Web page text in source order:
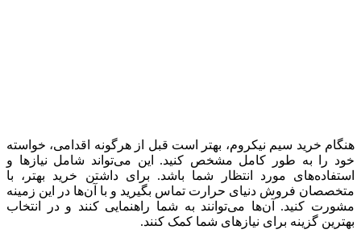
هنگام خرید سیم نیکروم، بهتر است قبل از هرگونه اقدامی، خواسته
خود را به طور کامل مشخص کنید. این می‌تواند شامل نیازها و
استفاده‌های مورد انتظار شما باشد. برای داشتن خرید بهتر، با
متخصصان فروش دنیای حرارت تماس بگیرید و با آن‌ها در این زمینه
مشورت کنید. آن‌ها می‌توانند به شما راهنمایی کنند و در انتخاب
بهترین گزینه برای نیازهای شما کمک کنند.